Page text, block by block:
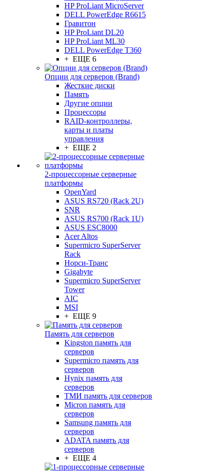
HP ProLiant MicroServer
DELL PowerEdge R6615
Гравитон
HP ProLiant DL20
HP ProLiant ML30
DELL PowerEdge T360
+ ЕЩЕ 6
Опции для серверов (Brand)
Жесткие диски
Память
Другие опции
Процессоры
RAID-контроллеры,
карты и платы
управления
+ ЕЩЕ 2
2-процессорные серверные
платформы
OpenYard
ASUS RS720 (Rack 2U)
SNR
ASUS RS700 (Rack 1U)
ASUS ESC8000
Acer Altos
Supermicro SuperServer
Rack
Норси-Транс
Gigabyte
Supermicro SuperServer
Tower
AIC
MSI
+ ЕЩЕ 9
Память для серверов
Kingston память для
серверов
Supermicro память для
серверов
Hynix память для
серверов
ТМИ память для серверов
Micron память для
серверов
Samsung память для
серверов
ADATA память для
серверов
+ ЕЩЕ 4